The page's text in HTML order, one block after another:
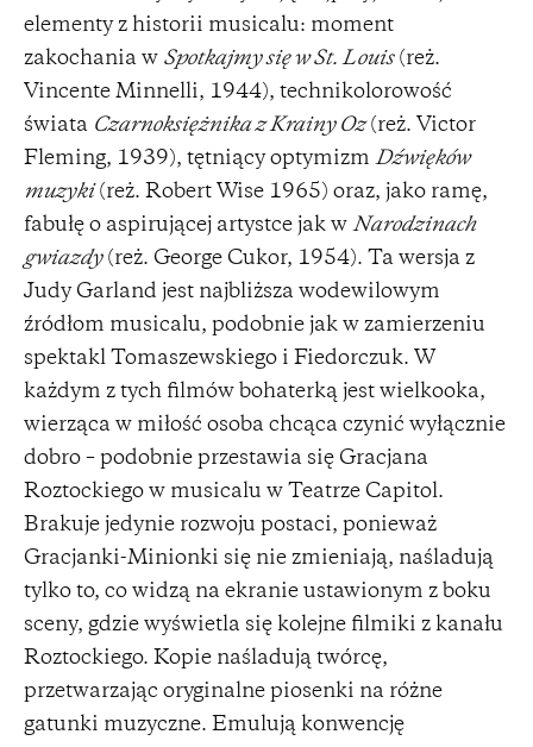
elementy z historii musicalu: moment
zakochania w Spotkajmy się w St. Louis(reż.
Vincente Minnelli, 1944), technikolorowość
świata Czarnoksiężnika z Krainy Oz(reż. Victor
Fleming, 1939), tętniący optymizm Dźwięków
muzyki(reż. Robert Wise 1965) oraz, jako ramę,
fabułę o aspirującej artystce jak w Narodzinach
gwiazdy(reż. George Cukor, 1954). Ta wersja z
Judy Garland jest najbliższa wodewilowym
źródłom musicalu, podobnie jak w zamierzeniu
spektakl Tomaszewskiego i Fiedorczuk. W
każdym z tych filmów bohaterką jest wielkooka,
wierząca w miłość osoba chcąca czynić wyłącznie
dobro – podobnie przestawia się Gracjana
Roztockiego w musicalu w Teatrze Capitol.
Brakuje jedynie rozwoju postaci, ponieważ
Gracjanki-Minionki się nie zmieniają, naśladują
tylko to, co widzą na ekranie ustawionym z boku
sceny, gdzie wyświetla się kolejne filmiki z kanału
Roztockiego. Kopie naśladują twórcę,
przetwarzając oryginalne piosenki na różne
gatunki muzyczne. Emulują konwencję